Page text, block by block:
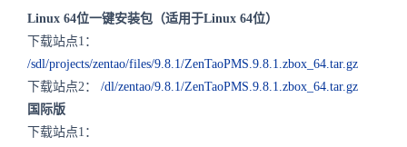
Linux 64位一键安装包（适用于Linux 64位）
下载站点1：
/sdl/projects/zentao/files/9.8.1/ZenTaoPMS.9.8.1.zbox_64.tar.gz
下载站点2： /dl/zentao/9.8.1/ZenTaoPMS.9.8.1.zbox_64.tar.gz
国际版
下载站点1：